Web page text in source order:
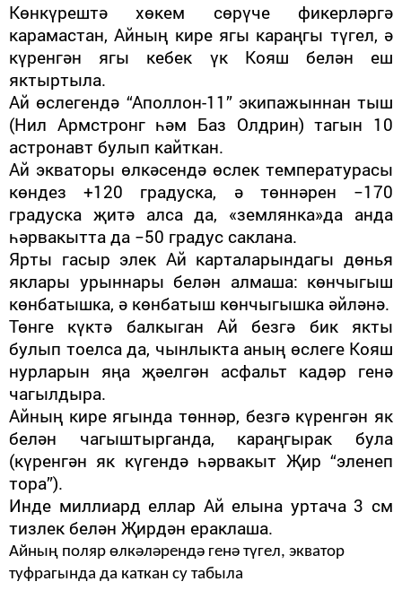
Көнкүрештә хөкем сөрүче фикерләргә
карамастан, Айның кире ягы караңгы түгел, ә
күренгән ягы кебек үк Кояш белән еш
яктыртыла.
Ай өслегендә “Аполлон-11” экипажыннан тыш
(Нил Арм­стронг һәм Баз Олдрин) тагын 10
астронавт булып кайткан.
Ай экваторы өлкәсендә өслек температурасы
көндез +120 гра­дуска, ә төннәрен −170
градуска җитә алса да, «землянка»да анда
һәрвакытта да −50 градус саклана.
Ярты гасыр элек Ай карта­ларындагы дөнья
яклары урын­нары белән алмаша: көнчыгыш
көнбатышка, ә көнбатыш көнчыгышка әйләнә.
Төнге күктә балкыган Ай безгә бик якты
булып тоелса да, чын­лыкта аның өслеге Кояш
нурла­рын яңа җәелгән асфальт кадәр генә
чагылдыра.
Айның кире ягында төннәр, безгә күренгән як
белән ча­гыштырганда, караңгырак була
(күренгән як күгендә һәрвакыт Җир “эленеп
тора”).
Инде миллиард еллар Ай елына уртача 3 см
тизлек белән Җирдән ераклаша.
Айның поляр өлкәләрендә генә түгел, экватор
туфрагында да каткан су табыла